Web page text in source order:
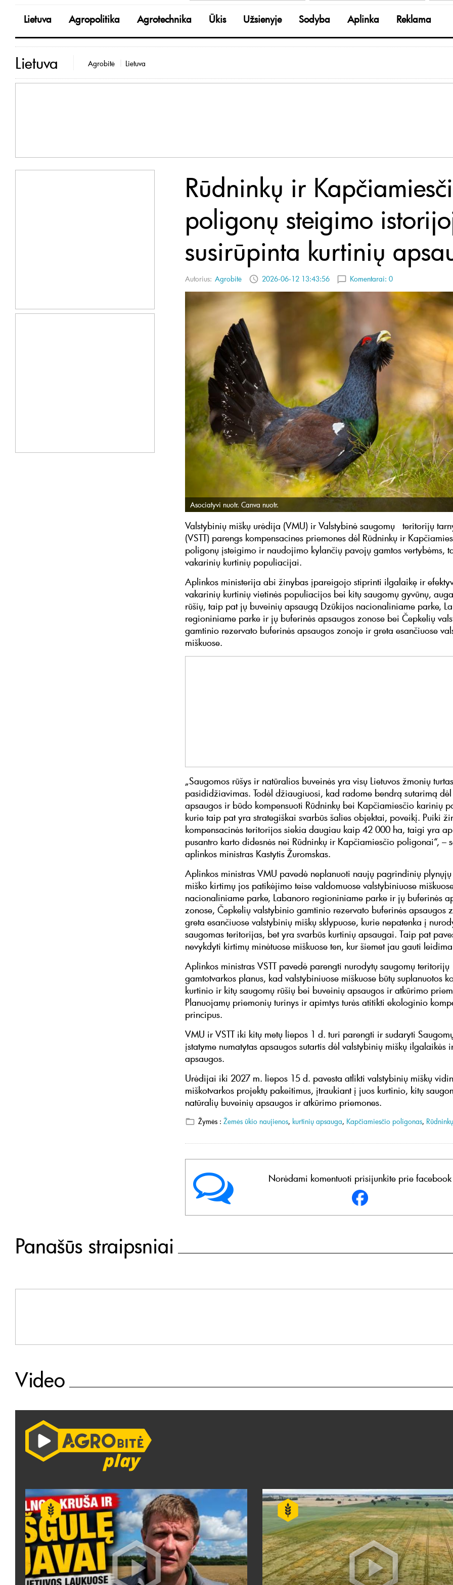
Lietuva Agropolitika Agrotechnika Ūkis Užsienyje Sodyba Aplinka Reklama
Lietuva Agrobitė Lietuva
Rūdninkų ir
poligonų steigimo
susirūpinta kurtinių
Autorius: Agrobitė 2026-06-12 13:43:56 Komentarai: 0
Asociatyvi nuotr. Canva nuotr.
Valstybinių miškų urėdija (VMU) ir Valstybinė saugomų teritorijų
(VSTT) parengs kompensacines priemones dėl Rūdninkų ir
poligonų įsteigimo ir naudojimo kylančių pavojų gamtos vertybėms,
vakarinių kurtinių populiacijai.
Aplinkos ministerija abi žinybas įpareigojo stiprinti ilgalaikę ir
vakarinių kurtinių vietinės populiacijos bei kitų saugomų gyvūnų,
rūšių, taip pat jų buveinių apsaugą Dzūkijos nacionaliniame parke,
regioniniame parke ir jų buferinės apsaugos zonose bei Čepkelių
gamtinio rezervato buferinės apsaugos zonoje ir greta esančiuose
miškuose.
„Saugomos rūšys ir natūralios buveinės yra visų Lietuvos žmonių
pasididžiavimas. Todėl džiaugiuosi, kad radome bendrą sutarimą
apsaugos ir būdo kompensuoti Rūdninkų bei Kapčiamiesčio karinių
kurie taip pat yra strategiškai svarbūs šalies objektai, poveikį. Puiki
kompensacinės teritorijos siekia daugiau kaip 42 000 ha, taigi yra
pusantro karto didesnės nei Rūdninkų ir Kapčiamiesčio poligonai“, –
aplinkos ministras Kastytis Žuromskas.
Aplinkos ministras VMU pavedė neplanuoti naujų pagrindinių
miško kirtimų jos patikėjimo teise valdomuose valstybiniuose
nacionaliniame parke, Labanoro regioniniame parke ir jų buferinės
zonose, Čepkelių valstybinio gamtinio rezervato buferinės apsaugos
greta esančiuose valstybinių miškų sklypuose, kurie nepatenka į
saugomas teritorijas, bet yra svarbūs kurtinių apsaugai. Taip pat
nevykdyti kirtimų minėtuose miškuose ten, kur šiemet jau gauti
Aplinkos ministras VSTT pavedė parengti nurodytų saugomų teritorijų
gamtotvarkos planus, kad valstybiniuose miškuose būtų suplanuotos
kurtinio ir kitų saugomų rūšių bei buveinių apsaugos ir atkūrimo
Planuojamų priemonių turinys ir apimtys turės atitikti ekologinio
principus.
VMU ir VSTT iki kitų metų liepos 1 d. turi parengti ir sudaryti
įstatyme numatytas apsaugos sutartis dėl valstybinių miškų ilgalaikės
apsaugos.
Urėdijai iki 2027 m. liepos 15 d. pavesta atlikti valstybinių miškų
miškotvarkos projektų pakeitimus, įtraukiant į juos kurtinio, kitų
natūralių buveinių apsaugos ir atkūrimo priemones.
Žymės : Žemės ūkio naujienos, kurtinių apsauga, Kapčiamiesčio poligonas,
Norėdami komentuoti prisijunkite prie facebook
Panašūs straipsniai
Video